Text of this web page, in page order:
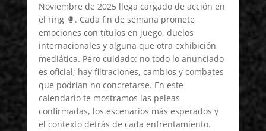
Noviembre de 2025 llega cargado de acción en
el ring 🥊. Cada fin de semana promete
emociones con títulos en juego, duelos
internacionales y alguna que otra exhibición
mediática. Pero cuidado: no todo lo anunciado
es oficial; hay filtraciones, cambios y combates
que podrían no concretarse. En este
calendario te mostramos las peleas
confirmadas, los escenarios más esperados y
el contexto detrás de cada enfrentamiento.